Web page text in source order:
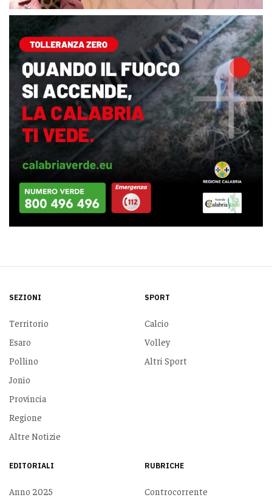
SEZIONI
Territorio
Esaro
Pollino
Jonio
Provincia
Regione
Altre Notizie
SPORT
Calcio
Volley
Altri Sport
EDITORIALI
Anno 2025
RUBRICHE
Controcorrente